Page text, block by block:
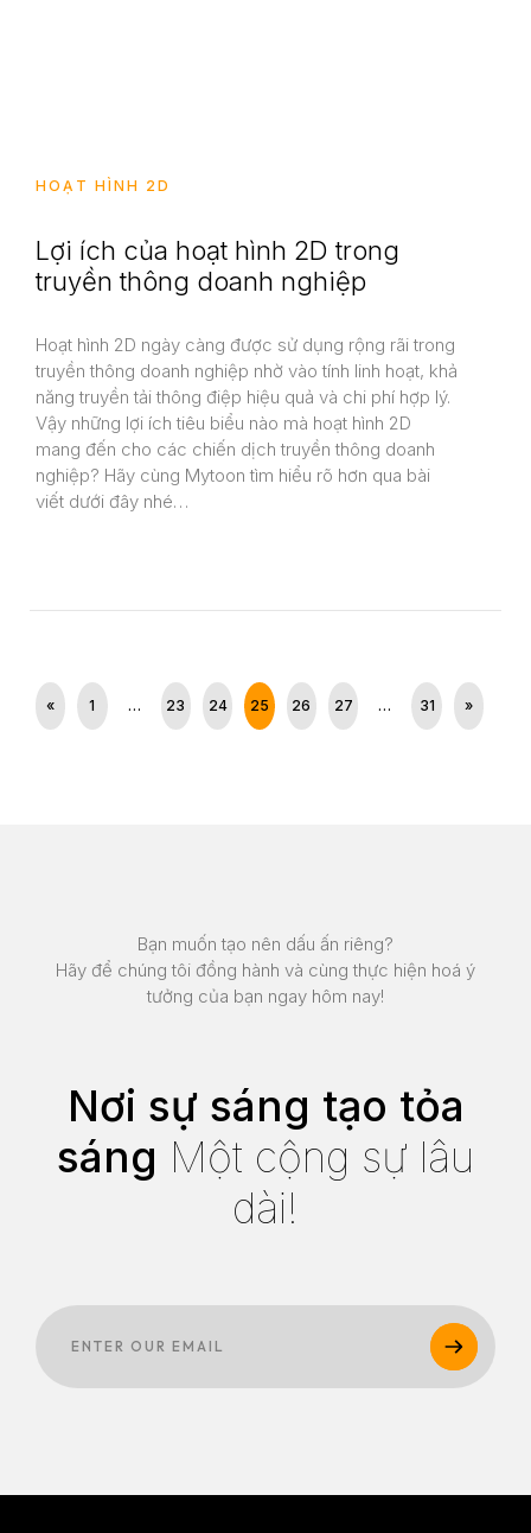
HOẠT HÌNH 2D
Lợi ích của hoạt hình 2D trong
truyền thông doanh nghiệp
Hoạt hình 2D ngày càng được sử dụng rộng rãi trong
truyền thông doanh nghiệp nhờ vào tính linh hoạt, khả
năng truyền tải thông điệp hiệu quả và chi phí hợp lý.
Vậy những lợi ích tiêu biểu nào mà hoạt hình 2D
mang đến cho các chiến dịch truyền thông doanh
nghiệp? Hãy cùng Mytoon tìm hiểu rõ hơn qua bài
viết dưới đây nhé…
« 1 … 23 24 25 26 27 … 31 »
Bạn muốn tạo nên dấu ấn riêng?
Hãy để chúng tôi đồng hành và cùng thực hiện hoá ý
tưởng của bạn ngay hôm nay!
Nơi sự sáng tạo tỏa
sáng Một cộng sự lâu
dài!